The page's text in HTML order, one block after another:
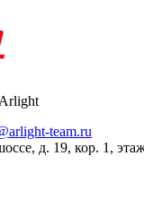
team.ru
д. 19, кор. 1,